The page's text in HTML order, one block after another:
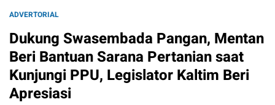
ADVERTORIAL
Dukung Swasembada Pangan, Mentan
Beri Bantuan Sarana Pertanian saat
Kunjungi PPU, Legislator Kaltim Beri
Apresiasi